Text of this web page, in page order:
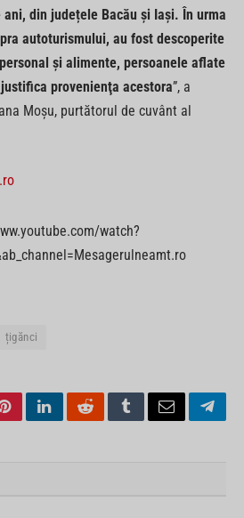
din județele Bacău și Iași. În urma
autoturismului, au fost descoperite
şi alimente, persoanele aflate
provenienţa acestora”, a
Moşu, purtătorul de cuvânt al
watch?
țigănci
PinterestLinkedInRedditTumblrEmail